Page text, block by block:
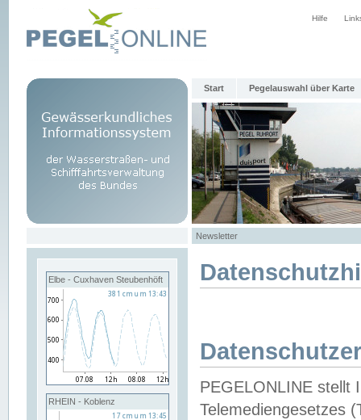
Hilfe
Start Pegelauswahl über Karte
Newsletter
Elbe - Cuxhaven Steubenhöft
RHEIN - Koblenz
PEGELONLINE stellt
Telemediengesetzes